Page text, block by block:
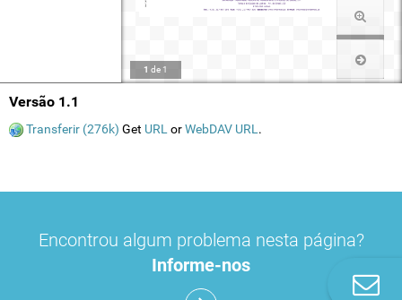
1 de 1
Versão 1.1
Transferir (276k) Get URL orWebDAV URL .
Encontrou algum problema nesta página?
Informe-nos